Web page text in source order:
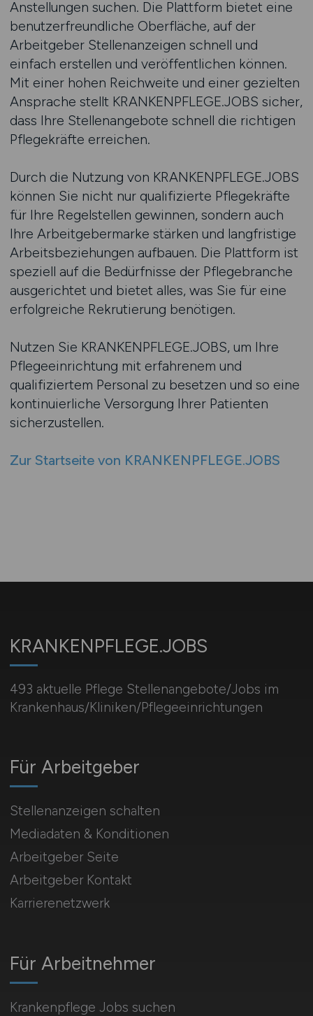
Anstellungen suchen. Die Plattform bietet eine
benutzerfreundliche Oberfläche, auf der
Arbeitgeber Stellenanzeigen schnell und
einfach erstellen und veröffentlichen können.
Mit einer hohen Reichweite und einer gezielten
Ansprache stellt KRANKENPFLEGE.JOBS sicher,
dass Ihre Stellenangebote schnell die richtigen
Pflegekräfte erreichen.
Durch die Nutzung von KRANKENPFLEGE.JOBS
können Sie nicht nur qualifizierte Pflegekräfte
für Ihre Regelstellen gewinnen, sondern auch
Ihre Arbeitgebermarke stärken und langfristige
Arbeitsbeziehungen aufbauen. Die Plattform ist
speziell auf die Bedürfnisse der Pflegebranche
ausgerichtet und bietet alles, was Sie für eine
erfolgreiche Rekrutierung benötigen.
Nutzen Sie KRANKENPFLEGE.JOBS, um Ihre
Pflegeeinrichtung mit erfahrenem und
qualifiziertem Personal zu besetzen und so eine
kontinuierliche Versorgung Ihrer Patienten
sicherzustellen.
Zur Startseite von KRANKENPFLEGE.JOBS
KRANKENPFLEGE.JOBS
493 aktuelle Pflege Stellenangebote/Jobs im
Krankenhaus/Kliniken/Pflegeeinrichtungen
Für Arbeitnehmer
Krankenpflege Jobs suchen
Für Arbeitgeber
Stellenanzeigen schalten
Mediadaten & Konditionen
Arbeitgeber Seite
Arbeitgeber Kontakt
Karrierenetzwerk